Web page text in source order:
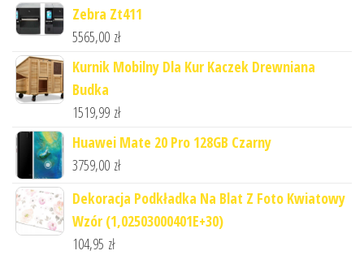
Zebra Zt411
5565,00 zł
Kurnik Mobilny Dla Kur Kaczek Drewniana
Budka
1519,99 zł
Huawei Mate 20 Pro 128GB Czarny
3759,00 zł
Dekoracja Podkładka Na Blat Z Foto Kwiatowy
Wzór (1,02503000401E+30)
104,95 zł